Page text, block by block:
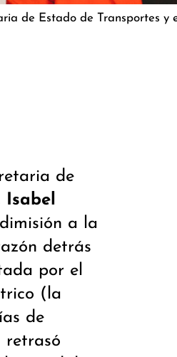
de Estado de Transportes y
de
Isabel
a la
detrás
por el
(la
de
retrasó